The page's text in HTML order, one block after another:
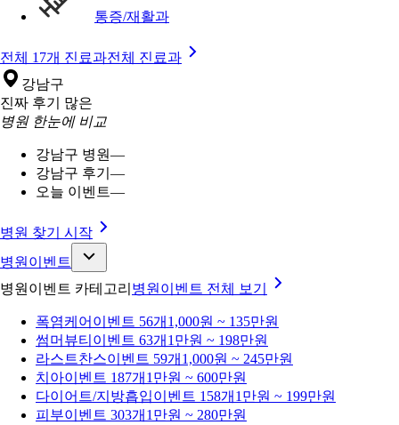
통증/재활과
전체 17개 진료과전체 진료과
강남구
진짜 후기 많은
병원 한눈에 비교
강남구 병원—
강남구 후기 —
오늘 이벤트—
병원 찾기 시작
병원이벤트
병원이벤트 카테고리 병원이벤트 전체 보기
폭염케어 이벤트 56개 1,000원 ~ 135만원
썸머뷰티 이벤트 63개 1만원 ~ 198만원
라스트찬스이벤트 59개 1,000원 ~ 245만원
치아이벤트 187개 1만원 ~ 600만원
다이어트/지방흡입이벤트 158개 1만원 ~ 199만원
피부이벤트 303개 1만원 ~ 280만원